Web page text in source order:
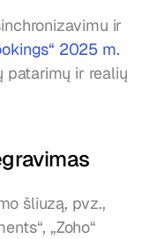
ir
2025 m.
patarimų ir realių
šliuzą, pvz.,
„Zoho“